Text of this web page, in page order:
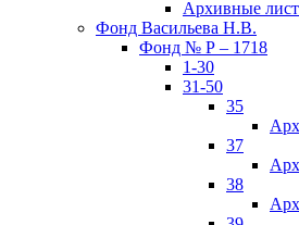
Архивные
Фонд Васильева Н.В.
Фонд № Р – 1718
1-30
31-50
35
37
38